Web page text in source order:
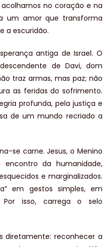
no coração e na
um amor que transforma
a escuridão.
antiga de Israel. O
de Davi, dom
traz armas, mas paz; não
as feridas do sofrimento.
profunda, pela justiça e
de um mundo recriado a
se carne. Jesus, o Menino
da humanidade,
e marginalizados.
em gestos simples, em
isso, carrega o selo
diretamente: reconhecer a